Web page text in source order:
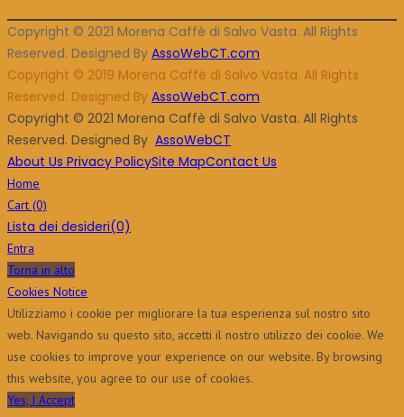
Copyright © 2021 Morena Caffè di Salvo Vasta. All Rights
Reserved. Designed By AssoWebCT.com
Copyright © 2019 Morena Caffè di Salvo Vasta. All Rights
Reserved. Designed By AssoWebCT.com
Copyright © 2021 Morena Caffè di Salvo Vasta. All Rights
Reserved. Designed By AssoWebCT
About Us Privacy PolicySite MapContact Us
Home
Cart (0)
Lista dei desideri(0)
Entra
Torna in alto
Cookies Notice
Utilizziamo i cookie per migliorare la tua esperienza sul nostro sito
web. Navigando su questo sito, accetti il ​​nostro utilizzo dei cookie. We
use cookies to improve your experience on our website. By browsing
this website, you agree to our use of cookies.
Yes, I Accept